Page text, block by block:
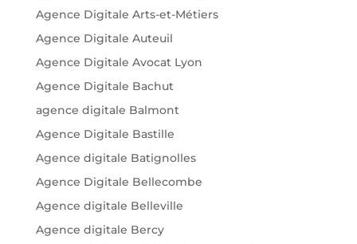
Agence Digitale Arts-et-Métiers
Agence Digitale Auteuil
Agence Digitale Avocat Lyon
Agence Digitale Bachut
agence digitale Balmont
Agence Digitale Bastille
Agence digitale Batignolles
Agence Digitale Bellecombe
Agence digitale Belleville
Agence digitale Bercy